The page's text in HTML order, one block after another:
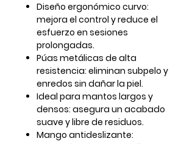
Diseño ergonómico curvo:
mejora el control y reduce el
esfuerzo en sesiones
prolongadas.
Púas metálicas de alta
resistencia: eliminan subpelo y
enredos sin dañar la piel.
Ideal para mantos largos y
densos: asegura un acabado
suave y libre de residuos.
Mango antideslizante: